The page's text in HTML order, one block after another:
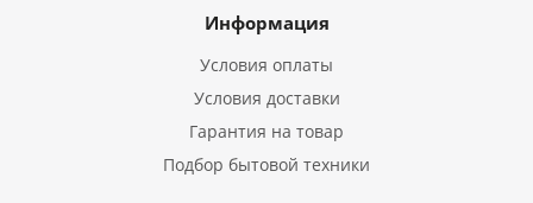
Информация
Условия оплаты
Условия доставки
Гарантия на товар
Подбор бытовой техники